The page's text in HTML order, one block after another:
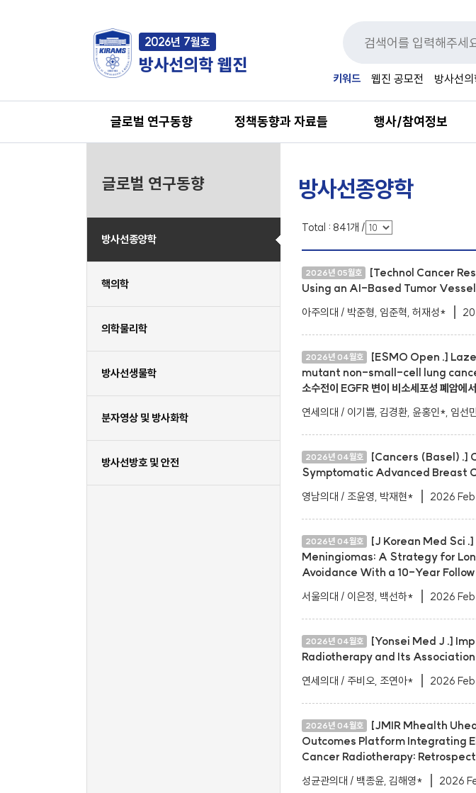
2026년 7월호
방사선의학 웹진
키워드 웹진 공모전 방사선
글로벌 연구동향 정책동향과 자료들 행사/참여정보
글로벌 연구동향
방사선종양학
핵의학
의학물리학
방사선생물학
분자영상 및 방사화학
방사선방호 및 안전
방사선종양학
Total : 841개 /
2026년 05월호
[Technol Cancer
Using an AI-Based Tumor
아주의대 / 박준형, 임준혁, 허재성*
2026년 04월호
[ESMO Open .]
mutant non-small-cell lung
소수전이 EGFR 변이 비소세포성 폐암에
연세의대 / 이기쁨, 김경환, 윤홍인*, 임선
2026년 04월호
[Cancers (Basel) .]
Symptomatic Advanced Breast
영남의대 / 조윤영, 박재현*
2026
2026년 04월호
[J Korean Med Sci
Meningiomas: A Strategy for
Avoidance With a 10-Year
서울의대 / 이은정, 백선하*
2026
2026년 04월호
[Yonsei Med J .]
Radiotherapy and Its
연세의대 / 주비오, 조연아*
2026 Feb
2026년 04월호
[JMIR Mhealth
Outcomes Platform Integrating
Cancer Radiotherapy:
성균관의대 / 백종윤, 김해영*
2026